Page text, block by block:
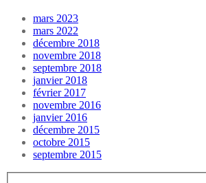
mars 2023
mars 2022
décembre 2018
novembre 2018
septembre 2018
janvier 2018
février 2017
novembre 2016
janvier 2016
décembre 2015
octobre 2015
septembre 2015